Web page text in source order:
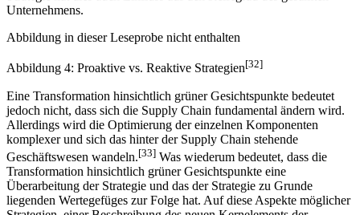
ökologischen Komponente.
Unternehmens.
Abbildung in dieser Leseprobe nicht enthalten
Abbildung 4: Proaktive vs. Reaktive Strategien[32]
Eine Transformation hinsichtlich grüner Gesichtspunkte bedeutet
jedoch nicht, dass sich die Supply Chain fundamental ändern wird.
Allerdings wird die Optimierung der einzelnen Komponenten
komplexer und sich das hinter der Supply Chain stehende
Geschäftswesen wandeln.[33]Was wiederum bedeutet, dass die
Transformation hinsichtlich grüner Gesichtspunkte eine